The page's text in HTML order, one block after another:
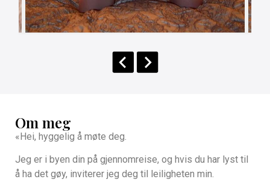
Om meg
«Hei, hyggelig å møte deg.
Jeg er i byen din på gjennomreise, og hvis du har lyst til
å ha det gøy, inviterer jeg deg til leiligheten min.